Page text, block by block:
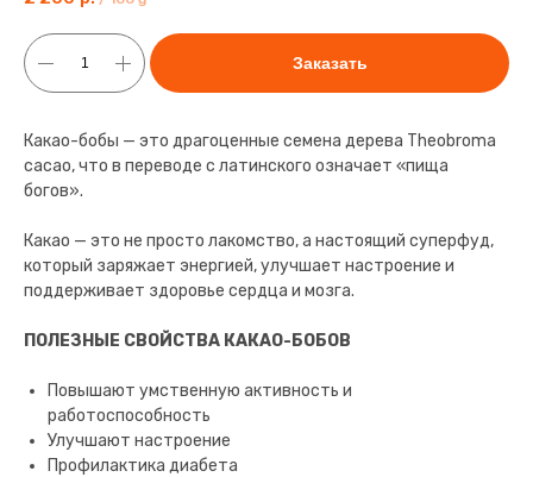
Заказать
Какао-бобы — это драгоценные семена дерева Theobroma
cacao, что в переводе с латинского означает «пища
богов».
Какао — это не просто лакомство, а настоящий суперфуд,
который заряжает энергией, улучшает настроение и
поддерживает здоровье сердца и мозга.
ПОЛЕЗНЫЕ СВОЙСТВА КАКАО-БОБОВ
Повышают умственную активность и
работоспособность
Улучшают настроение
Профилактика диабета